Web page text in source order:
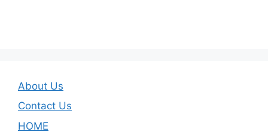
About Us
Contact Us
HOME